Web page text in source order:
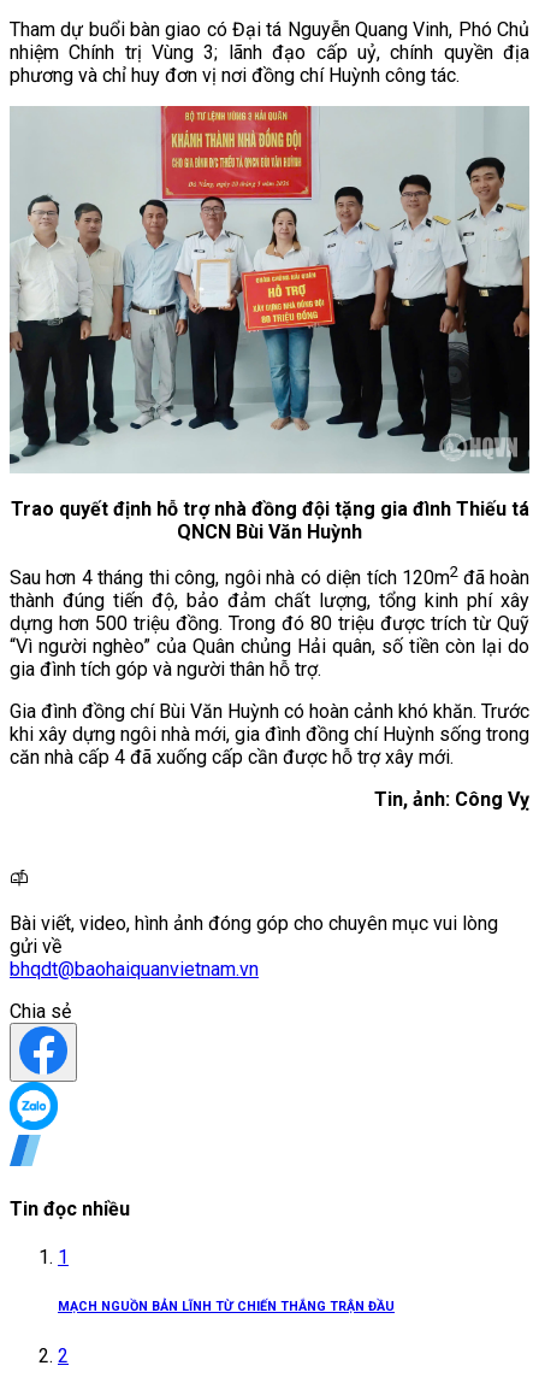
Tham dự buổi bàn giao có Đại tá Nguyễn Quang Vinh, Phó Chủ
nhiệm Chính trị Vùng 3; lãnh đạo cấp uỷ, chính quyền địa
phương và chỉ huy đơn vị nơi đồng chí Huỳnh công tác.
Trao quyết định hỗ trợ nhà đồng đội tặng gia đình Thiếu tá
QNCN Bùi Văn Huỳnh
Sau hơn 4 tháng thi công, ngôi nhà có diện tích 120m2 đã hoàn
thành đúng tiến độ, bảo đảm chất lượng, tổng kinh phí xây
dựng hơn 500 triệu đồng. Trong đó 80 triệu được trích từ Quỹ
“Vì người nghèo” của Quân chủng Hải quân, số tiền còn lại do
gia đình tích góp và người thân hỗ trợ.
Gia đình đồng chí Bùi Văn Huỳnh có hoàn cảnh khó khăn. Trước
khi xây dựng ngôi nhà mới, gia đình đồng chí Huỳnh sống trong
căn nhà cấp 4 đã xuống cấp cần được hỗ trợ xây mới.
Tin, ảnh: Công Vỵ
Bài viết, video, hình ảnh đóng góp cho chuyên mục vui lòng
gửi về
bhqdt@baohaiquanvietnam.vn
Chia sẻ
Tin đọc nhiều
1
MẠCH NGUỒN BẢN LĨNH TỪ CHIẾN THẮNG TRẬN ĐẦU
2